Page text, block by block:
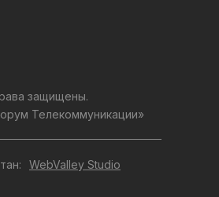
защищены.
Телекоммуникации»
WebValley Studio